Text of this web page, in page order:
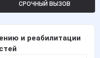
СРОЧНЫЙ ВЫЗОВ
и реабилитации